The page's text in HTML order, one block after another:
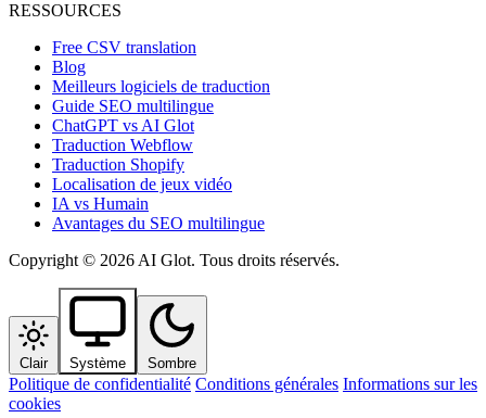
RESSOURCES
Free CSV translation
Blog
Meilleurs logiciels de traduction
Guide SEO multilingue
ChatGPT vs AI Glot
Traduction Webflow
Traduction Shopify
Localisation de jeux vidéo
IA vs Humain
Avantages du SEO multilingue
Copyright © 2026 AI Glot. Tous droits réservés.
Clair Système Sombre
Politique de confidentialité Conditions générales Informations sur les
cookies